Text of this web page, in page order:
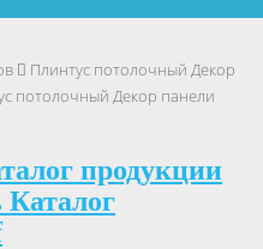
Плинтус потолочный Декор
потолочный Декор панели
продукции
Каталог